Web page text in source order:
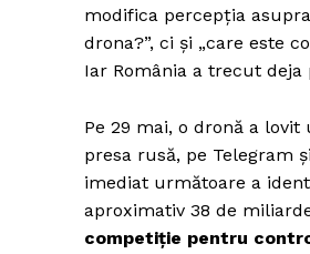
modifica percepția
drona?”, ci și „care este
Iar România a trecut
Pe 29 mai, o dronă a
presa rusă, pe Telegram
imediat următoare a
aproximativ 38 de
competiție pentru